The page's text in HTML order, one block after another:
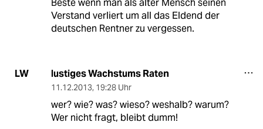
Beste wenn man als alter Mensch seinen
Verstand verliert um all das Eldend der
deutschen Rentner zu vergessen.
LW lustiges Wachstums Raten
11.12.2013, 19:28 Uhr
wer? wie? was? wieso? weshalb? warum?
Wer nicht fragt, bleibt dumm!